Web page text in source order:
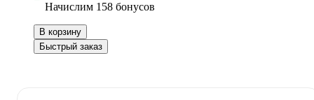
Начислим 158 бонусов
В корзину
Быстрый заказ